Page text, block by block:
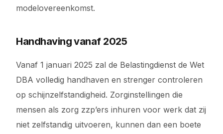
modelovereenkomst.
Handhaving vanaf 2025
Vanaf 1 januari 2025 zal de Belastingdienst de Wet
DBA volledig handhaven en strenger controleren
op schijnzelfstandigheid. Zorginstellingen die
mensen als zorg zzp’ers inhuren voor werk dat zij
niet zelfstandig uitvoeren, kunnen dan een boete